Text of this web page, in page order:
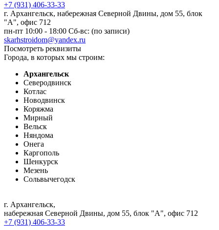
+7 (931) 406-33-33
г. Архангельск, набережная Северной Двины, дом 55, блок
"А", офис 712
пн-пт 10:00 - 18:00 Сб-вс: (по записи)
skarhstroidom@yandex.ru
Посмотреть реквизиты
Города, в которых мы строим:
Архангельск
Северодвинск
Котлас
Новодвинск
Коряжма
Мирный
Вельск
Няндома
Онега
Каргополь
Шенкурск
Мезень
Сольвычегодск
г. Архангельск,
набережная Северной Двины, дом 55, блок "А", офис 712
+7 (931) 406-33-33